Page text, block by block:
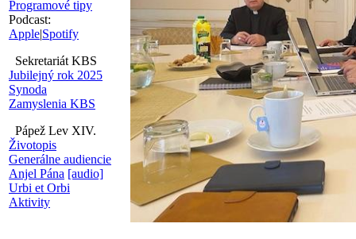
Programové tipy
Podcast:
Apple|Spotify
Sekretariát KBS
Jubilejný rok 2025
Synoda
Zamyslenia KBS
Pápež Lev XIV.
Životopis
Generálne audiencie
Anjel Pána [audio]
Urbi et Orbi
Aktivity